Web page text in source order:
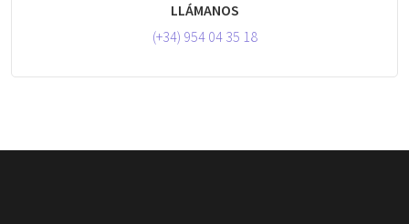
LLÁMANOS
(+34) 954 04 35 18